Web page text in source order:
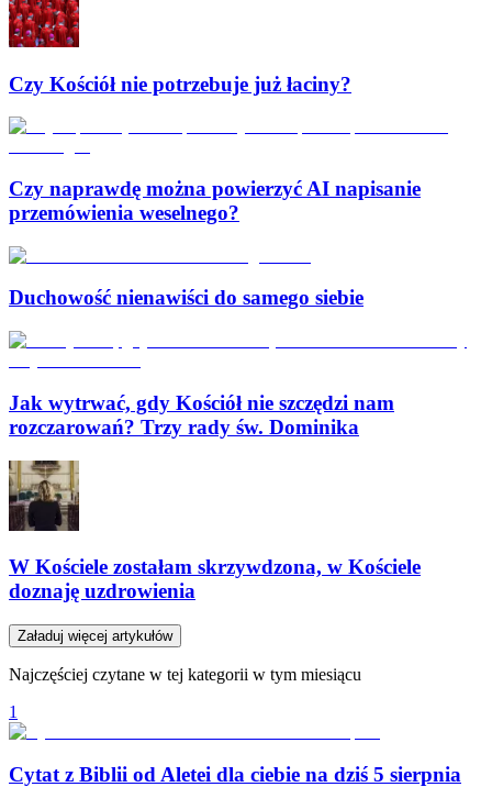
Czy Kościół nie potrzebuje już łaciny?
Czy naprawdę można powierzyć AI napisanie
przemówienia weselnego?
Duchowość nienawiści do samego siebie
Jak wytrwać, gdy Kościół nie szczędzi nam
rozczarowań? Trzy rady św. Dominika
W Kościele zostałam skrzywdzona, w Kościele
doznaję uzdrowienia
Załaduj więcej artykułów
Najczęściej czytane w tej kategorii w tym miesiącu
1
Cytat z Biblii od Aletei dla ciebie na dziś 5 sierpnia